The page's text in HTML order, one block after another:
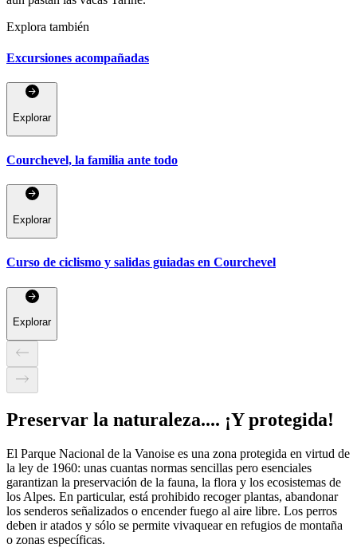
Explora también
Excursiones acompañadas
Explorar
Courchevel, la familia ante todo
Explorar
Curso de ciclismo y salidas guiadas en Courchevel
Explorar
Preservar la naturaleza.... ¡Y protegida!
El Parque Nacional de la Vanoise es una zona protegida en virtud de
la ley de 1960: unas cuantas normas sencillas pero esenciales
garantizan la preservación de la fauna, la flora y los ecosistemas de
los Alpes. En particular, está prohibido recoger plantas, abandonar
los senderos señalizados o encender fuego al aire libre. Los perros
deben ir atados y sólo se permite vivaquear en refugios de montaña
o zonas específicas.